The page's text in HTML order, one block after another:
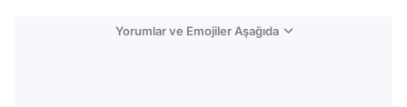
Yorumlar ve Emojiler Aşağıda